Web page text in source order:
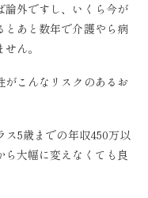
論外ですし、いくら今が
とあと数年で介護やら病
ん。
がこんなリスクのあるお
ス5歳までの年収450万以
ら大幅に変えなくても良